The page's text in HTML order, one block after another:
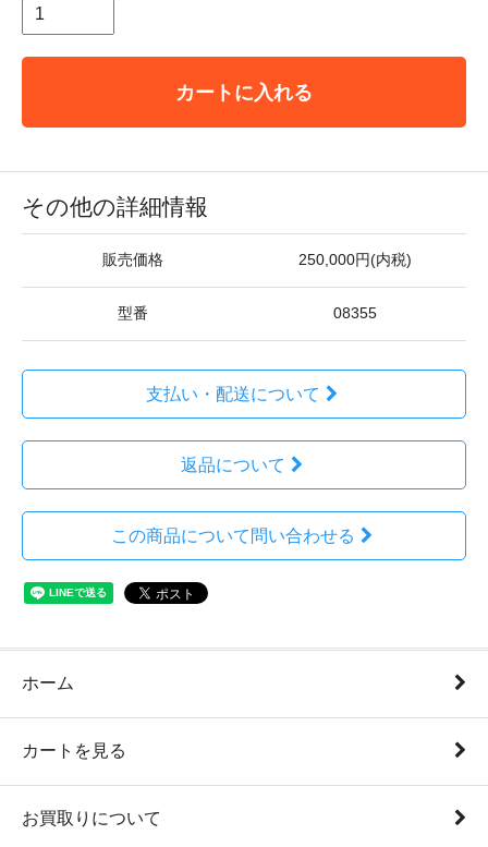
カートに入れる
その他の詳細情報
販売価格 250,000円(内税)
型番 08355
支払い・配送について
返品について
この商品について問い合わせる
ホーム
カートを見る
お買取りについて